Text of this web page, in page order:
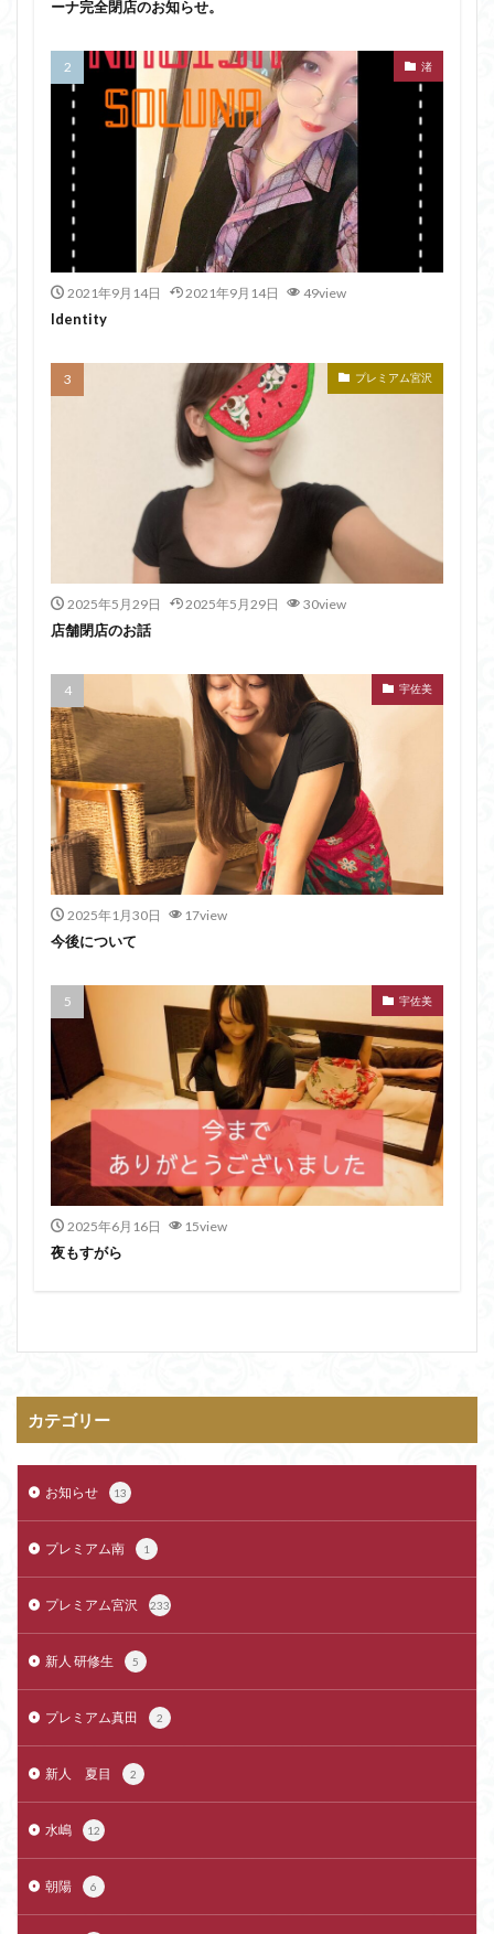
ーナ完全閉店のお知らせ。
渚
2021年9月14日 2021年9月14日 49view
Identity
プレミアム宮沢
2025年5月29日 2025年5月29日 30view
店舗閉店のお話
宇佐美
2025年1月30日 17view
今後について
宇佐美
2025年6月16日 15view
夜もすがら
カテゴリー
お知らせ 13
プレミアム南 1
プレミアム宮沢 233
新人 研修生 5
プレミアム真田 2
新人 夏目 2
水嶋 12
朝陽 6